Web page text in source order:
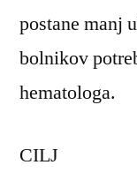
postane manj
bolnikov
hematologa.
CILJ